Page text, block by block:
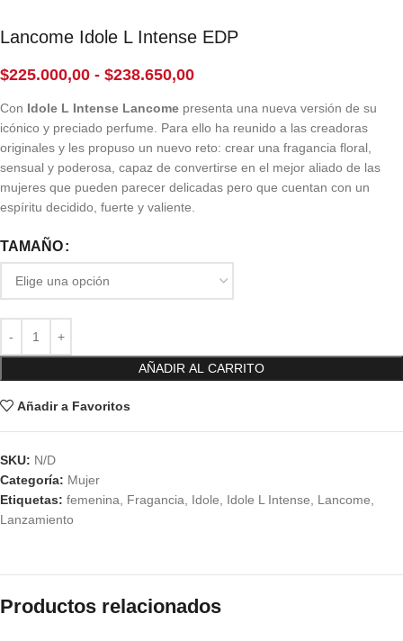
Lancome Idole L Intense EDP
$225.000,00 - $238.650,00
Con Idole L Intense Lancome presenta una nueva versión de su
icónico y preciado perfume. Para ello ha reunido a las creadoras
originales y les propuso un nuevo reto: crear una fragancia floral,
sensual y poderosa, capaz de convertirse en el mejor aliado de las
mujeres que pueden parecer delicadas pero que cuentan con un
espíritu decidido, fuerte y valiente.
TAMAÑO
AÑADIR AL CARRITO
Añadir a Favoritos
SKU: N/D
Categoría: Mujer
Etiquetas: femenina, Fragancia, Idole, Idole L Intense, Lancome,
Lanzamiento
Productos relacionados